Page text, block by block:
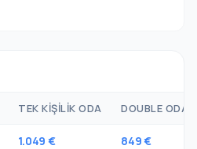
TEK KIŞILIK ODA DOUBLE
1.049 € 849 €